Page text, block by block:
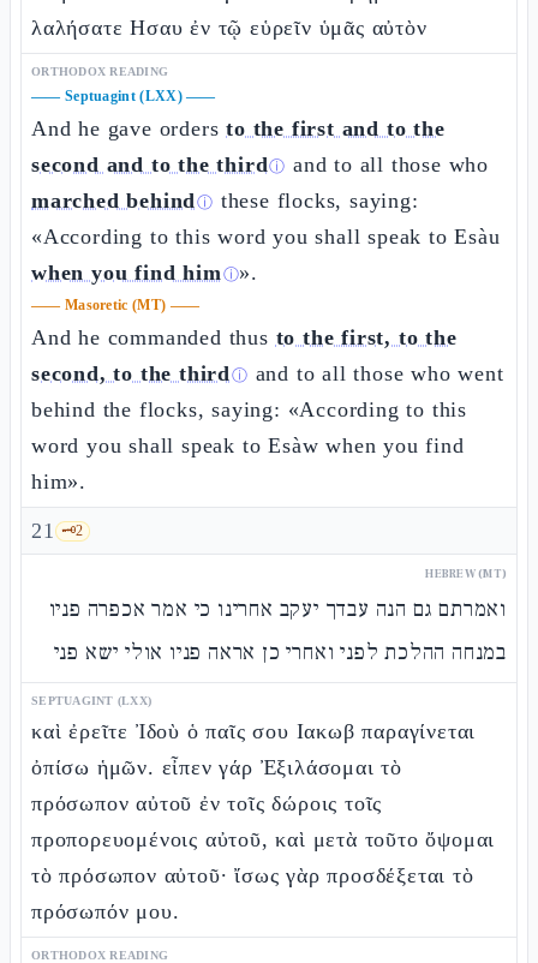
λαλήσατε Ησαυ ἐν τῷ εὑρεῖν ὑμᾶς αὐτὸν
ORTHODOX READING
—— Septuagint (LXX)——
And he gave ordersto the first and to the
second and to the thirdⓘ and to all those who
marched behindⓘ these flocks, saying:
«According to this word you shall speak to Esàu
when you find himⓘ».
—— Masoretic (MT) ——
And he commanded thus to the first, to the
second, to the thirdⓘ and to all those who went
behind the flocks, saying: «According to this
word you shall speak to Esàw when you find
him».
21 🗝️2
HEBREW (MT)
ואמרתם גם הנה עבדך יעקב אחרינו כי אמר אכפרה פניו
במנחה ההלכת לפני ואחרי כן אראה פניו אולי ישא פני
SEPTUAGINT (LXX)
καὶ ἐρεῖτε Ἰδοὺ ὁ παῖς σου Ιακωβ παραγίνεται
ὀπίσω ἡμῶν. εἶπεν γάρ Ἐξιλάσομαι τὸ
πρόσωπον αὐτοῦ ἐν τοῖς δώροις τοῖς
προπορευομένοις αὐτοῦ, καὶ μετὰ τοῦτο ὄψομαι
τὸ πρόσωπον αὐτοῦ· ἴσως γὰρ προσδέξεται τὸ
πρόσωπόν μου.
ORTHODOX READING